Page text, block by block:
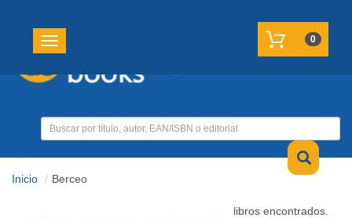
Toggle navigation 0
Inicio Berceo
libros encontrados.